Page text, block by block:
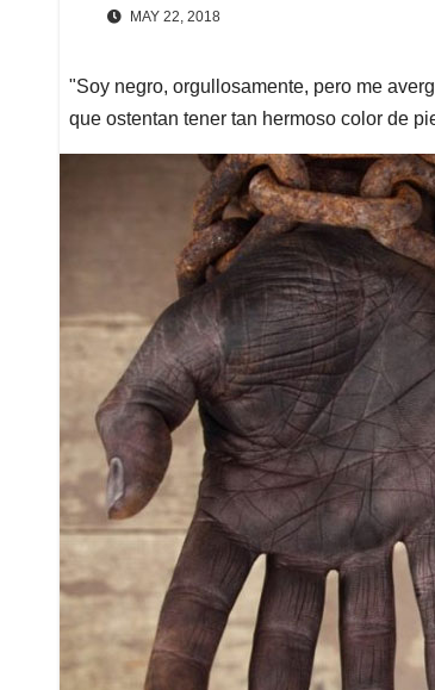
MAY 22, 2018
"Soy negro, orgullosamente, pero me
que ostentan tener tan hermoso color de